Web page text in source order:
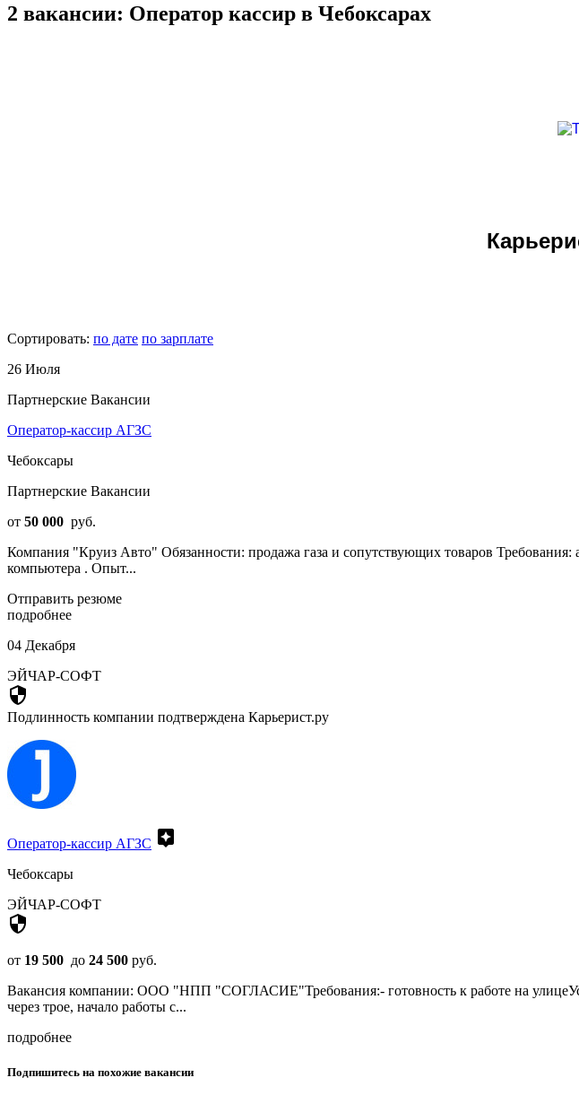
2 вакансии: Оператор кассир в Чебоксарах
Сортировать: по дате по зарплате
26 Июля
Партнерские Вакансии
Оператор-кассир АГЗС
Чебоксары
Партнерские Вакансии
от 50 000 руб.
Компания "Круиз Авто" Обязанности: продажа газа и сопутствующих товаров Требования:
компьютера . Опыт...
Отправить резюме
подробнее
04 Декабря
ЭЙЧАР-СОФТ
security
Подлинность компании подтверждена Карьерист.ру
Оператор-кассир АГЗС assistant
Чебоксары
ЭЙЧАР-СОФТ
security
от 19 500 до 24 500 руб.
Вакансия компании: ООО "НПП "СОГЛАСИЕ"Требования:- готовность к работе на
через трое, начало работы с...
подробнее
Подпишитесь на похожие вакансии